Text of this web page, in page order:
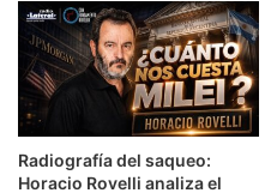
Radiografía del saqueo:
Horacio Rovelli analiza el